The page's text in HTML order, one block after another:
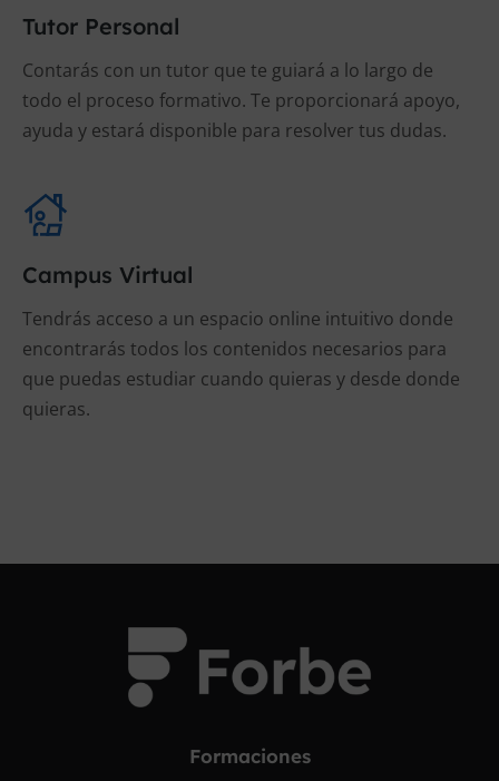
Tutor Personal
Contarás con un tutor que te guiará a lo largo de
todo el proceso formativo. Te proporcionará apoyo,
ayuda y estará disponible para resolver tus dudas.
Campus Virtual
Tendrás acceso a un espacio online intuitivo donde
encontrarás todos los contenidos necesarios para
que puedas estudiar cuando quieras y desde donde
quieras.
Formaciones